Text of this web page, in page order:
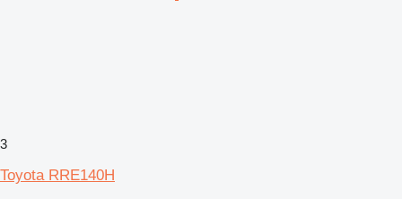
3
Toyota RRE140H